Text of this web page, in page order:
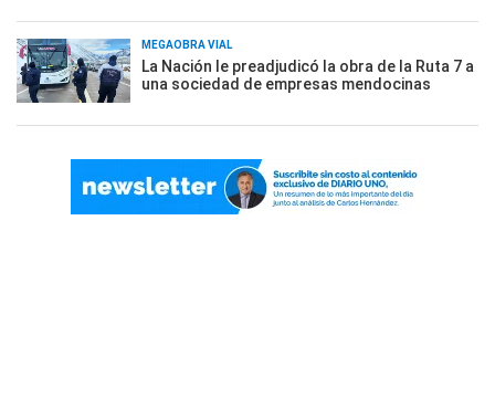
MEGAOBRA VIAL
La Nación le preadjudicó la obra de la Ruta 7 a
una sociedad de empresas mendocinas